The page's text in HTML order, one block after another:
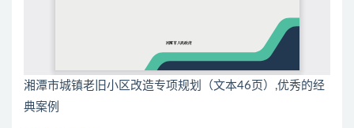
湘潭市城镇老旧小区改造专项规划（文本46页）,优秀的经
典案例